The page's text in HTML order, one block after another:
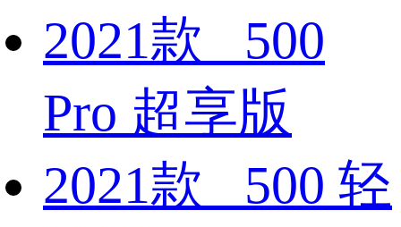
2021款 500
Pro 超享版
2021款 500 轻